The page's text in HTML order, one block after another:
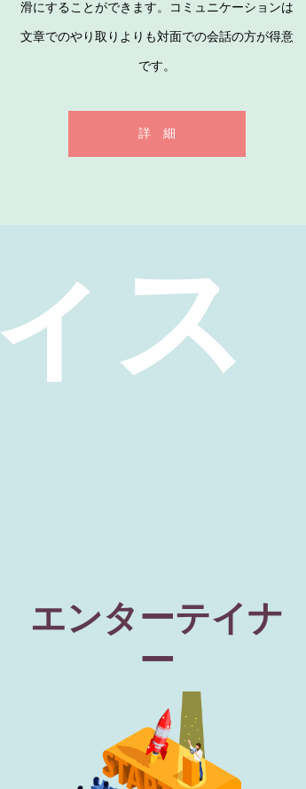
滑にすることができます。コミュニケーションは
文章でのやり取りよりも対面での会話の方が得意
です。
詳 細
ス
エンターテイナ
ー